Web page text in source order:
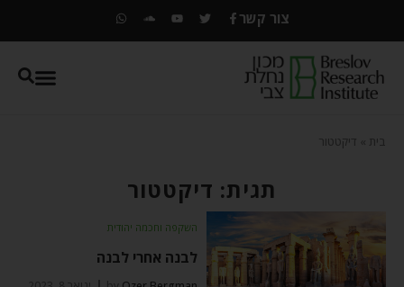
צור קשר
בית דיקטטור
תגית: דיקטטור
השקפה וחכמה יהודית
לבנה אחרי לבנה